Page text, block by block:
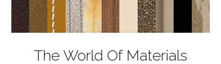
The World Of Materials